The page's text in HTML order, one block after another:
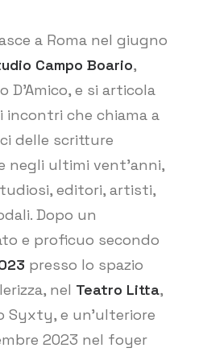
a Roma nel giugno
Campo Boario,
D’Amico, e si articola
incontri che chiama a
delle scritture
negli ultimi vent’anni,
editori, artisti,
Dopo un
e proficuo secondo
presso lo spazio
nel Teatro Litta,
Syxty, e un’ulteriore
2023 nel foyer